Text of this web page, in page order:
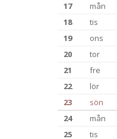
17
mån
18
tis
19
ons
20
tor
21
fre
22
lör
23
sön
24
mån
25
tis